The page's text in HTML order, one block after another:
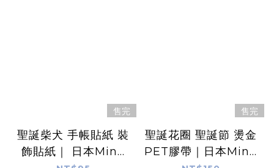
售完
聖誕柴犬 手帳貼紙 裝
飾貼紙｜ 日本Mind
售完
聖誕花圈 聖誕節 燙金
PET膠帶｜日本Mind